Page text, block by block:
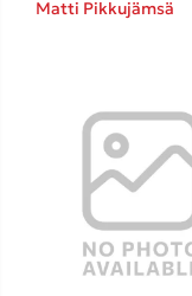
Matti Pikkujämsä